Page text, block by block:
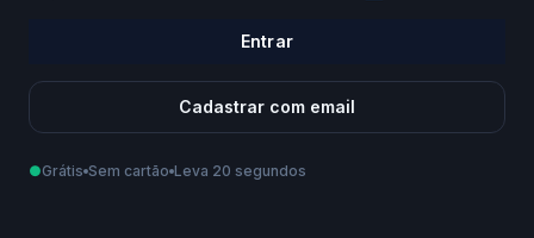
Entrar
Cadastrar com email
Como podemos te chamar?
●Grátis Sem cartão Leva 20 segundos